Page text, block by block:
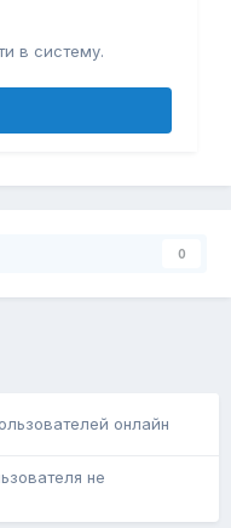
в систему.
0
онлайн
не